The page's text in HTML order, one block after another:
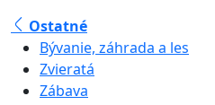
Ostatné
Bývanie, záhrada a les
Zvieratá
Zábava